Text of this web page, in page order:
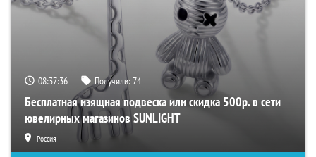
08:37:34 Получили:74
Бесплатная изящная подвеска или скидка 500р. в сети
ювелирных магазинов SUNLIGHT
Россия